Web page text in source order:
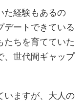
た経験もあるの
デートできている
たちを育てていた
、世代間ギャップ
いますが、大人の